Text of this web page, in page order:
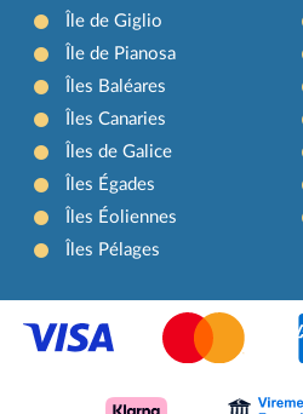
Île de Giglio
Île de Pianosa
Îles Baléares
Îles Canaries
Îles de Galice
Îles Égades
Îles Éoliennes
Îles Pélages